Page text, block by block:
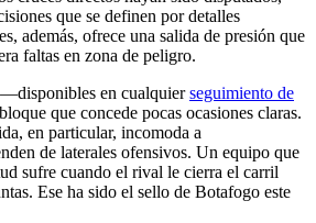
que se definen por detalles
además, ofrece una salida de presión que
faltas en zona de peligro.
en cualquierseguimiento de
que concede pocas ocasiones claras.
en particular, incomoda a
de laterales ofensivos. Un equipo que
sufre cuando el rival le cierra el carril
Ese ha sido el sello de Botafogo este